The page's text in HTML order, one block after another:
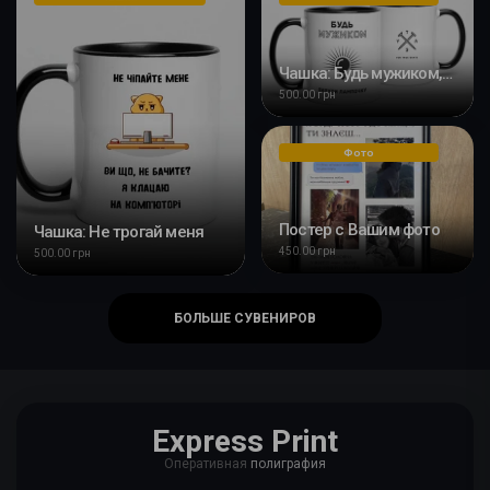
Чашка: Не трогай меня
500.00 грн
Чашка: Будь мужиком, вкрути лампочку
500.00 грн
Фото
Постер с Вашим фото
450.00 грн
БОЛЬШЕ СУВЕНИРОВ
Express Print
Оперативная полиграфия